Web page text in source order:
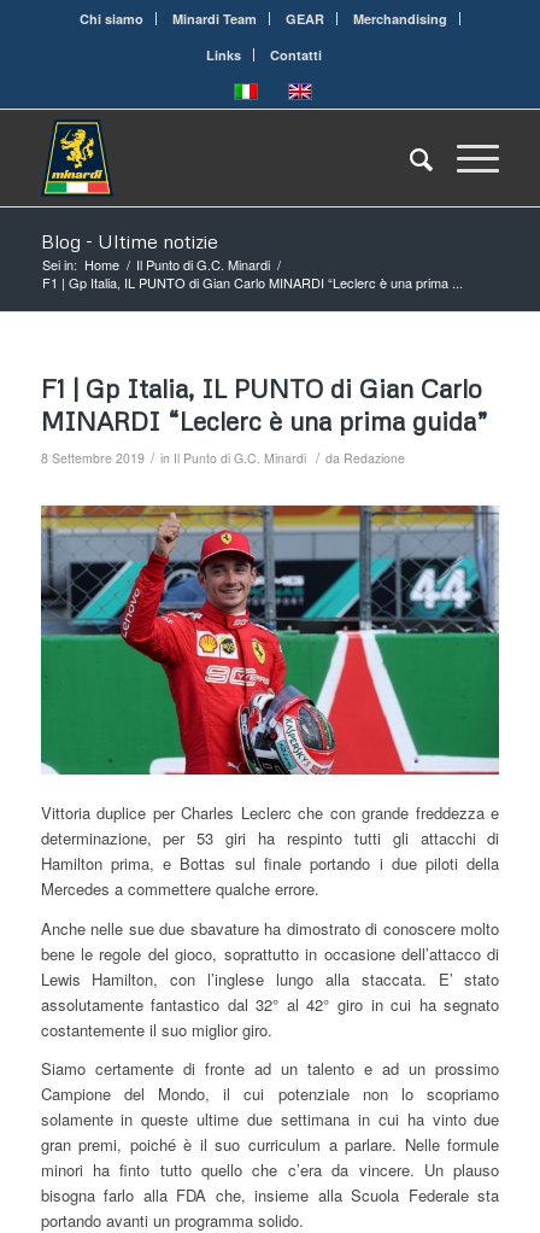
Chi siamo Minardi Team GEAR
Merchandising
Links
Contatti
Blog - Ultime notizie
Sei in: Home / Il Punto di G.C. Minardi /
F1 | Gp Italia, IL PUNTO di Gian Carlo MINARDI “Leclerc è una prima ...
F1 | Gp Italia, IL PUNTO di Gian Carlo
MINARDI “Leclerc è una prima guida”
8 Settembre 2019 / in Il Punto di G.C. Minardi / da Redazione
Vittoria duplice per Charles Leclerc che con grande freddezza e
determinazione, per 53 giri ha respinto tutti gli attacchi di
Hamilton prima, e Bottas sul finale portando i due piloti della
Mercedes a commettere qualche errore.
Anche nelle sue due sbavature ha dimostrato di conoscere molto
bene le regole del gioco, soprattutto in occasione dell’attacco di
Lewis Hamilton, con l’inglese lungo alla staccata. E’ stato
assolutamente fantastico dal 32° al 42° giro in cui ha segnato
costantemente il suo miglior giro.
Siamo certamente di fronte ad un talento e ad un prossimo
Campione del Mondo, il cui potenziale non lo scopriamo
solamente in queste ultime due settimana in cui ha vinto due
gran premi, poiché è il suo curriculum a parlare. Nelle formule
minori ha finto tutto quello che c’era da vincere. Un plauso
bisogna farlo alla FDA che, insieme alla Scuola Federale sta
portando avanti un programma solido.